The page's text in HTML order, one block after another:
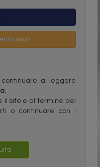
a leggere
il sito e al termine del
o continuare con i